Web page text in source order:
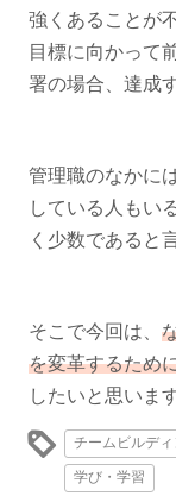
強くあることが
目標に向かって
署の場合、達成
管理職のなかに
している人もい
く少数であると
そこで今回は、
を変革するため
したいと思います
チームビルデ
学び・学習